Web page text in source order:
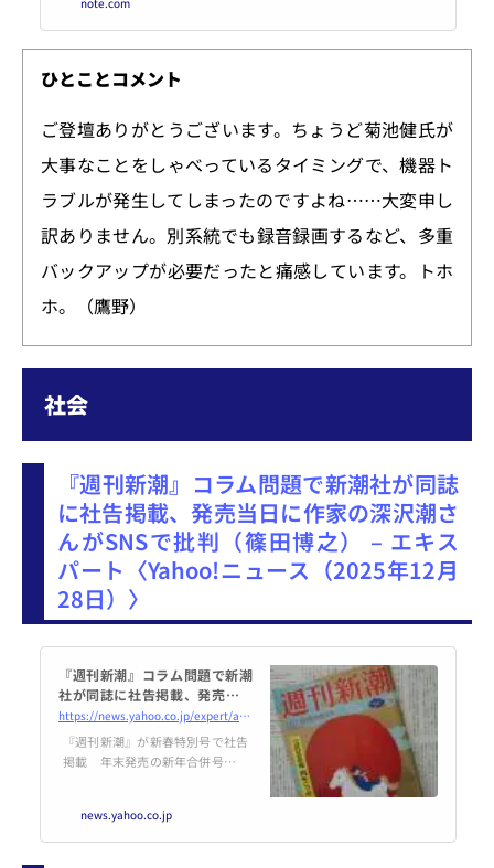
者が、マンガIP関連のニュース
を、ビジネス系を中心に、短時間
でチェックしていただけるように
まとめています。 ――― 各電子コ
ミックプラットフォームの年間ラ
ことで、ニュースそのものの量は
組、それと2025年の作品ランキン
グが各プラ...
ひとことコメント
ご登壇ありがとうございます。ちょうど菊池健氏が
大事なことをしゃべっているタイミングで、機器ト
ラブルが発生してしまったのですよね……大変申し
訳ありません。別系統でも録音録画するなど、多重
バックアップが必要だったと痛感しています。トホ
ホ。（鷹野）
社会
『週刊新潮』コラム問題で新潮社が同誌
に社告掲載、発売当日に作家の深沢潮さ
んがSNSで批判（篠田博之） – エキス
パート〈Yahoo!ニュース（2025年12月
28日）〉
『週刊新潮』コラム問題で新潮
社が同誌に社告掲載、発売当日
に作家の深沢潮さんがＳＮＳで
批判（篠田博之） - エキスパー
ト - Yahoo!ニュース
https://news.yahoo.co.jp/expert/articles/4beb81bf172166348ae06e51090844004daaa797
『週刊新潮』が新春特別号で社告
掲載 年末発売の新年合併号は週
月１・８日号に２ページにわたる
社告を掲げた。「人権デューデリ
news.yahoo.co.jp